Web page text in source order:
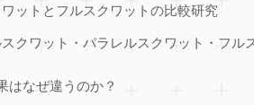
ットとフルスクワットの比較研究
クワット・パラレルスクワット・フル
はなぜ違うのか？